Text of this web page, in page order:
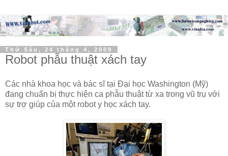
Thứ Sáu, 24 tháng 4, 2009
Robot phẫu thuật xách tay
Các nhà khoa học và bác sĩ tại Đại học Washington (Mỹ)
đang chuẩn bị thực hiện ca phẫu thuật từ xa trong vũ trụ với
sự trợ giúp của một robot y học xách tay.